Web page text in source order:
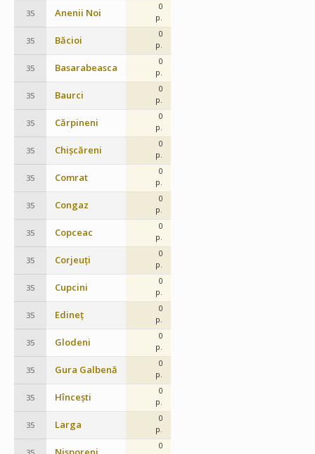
35 Anenii Noi
0
p.
35 Băcioi
0
p.
35 Basarabeasca
0
p.
35 Baurci
0
p.
35 Cărpineni
0
p.
35 Chișcăreni
0
p.
35 Comrat
0
p.
35 Congaz
0
p.
35 Copceac
0
p.
35 Corjeuți
0
p.
35 Cupcini
0
p.
35 Edineț
0
p.
35 Glodeni
0
p.
35 Gura Galbenă
0
p.
35 Hîncești
0
p.
35 Larga
0
p.
0